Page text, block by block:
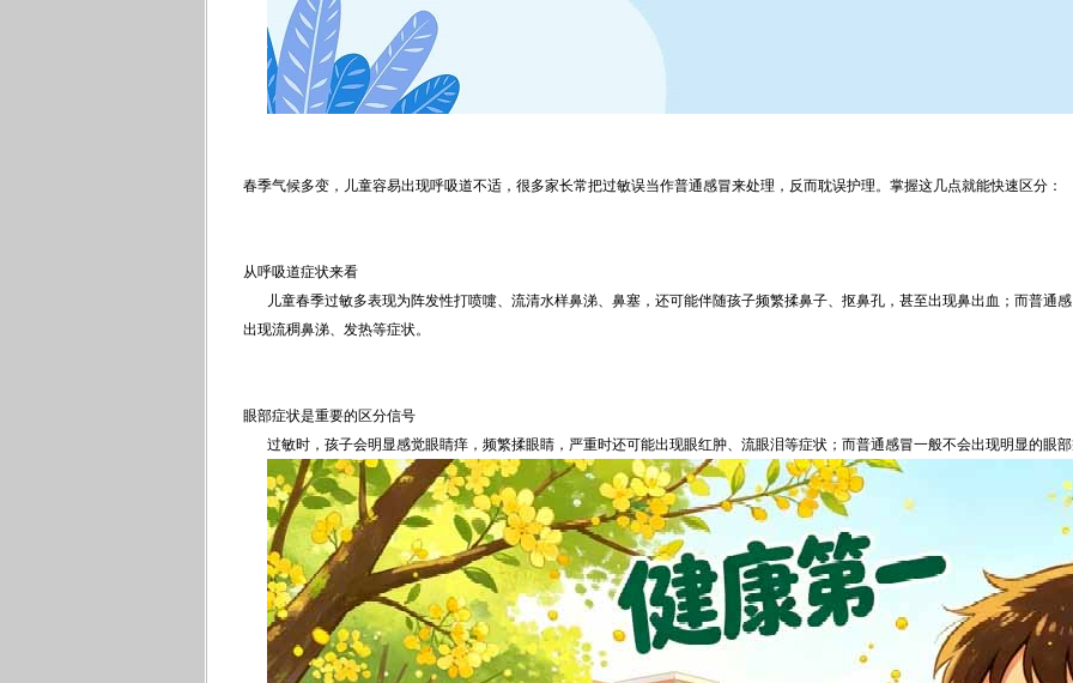
春季气候多变，儿童容易出现呼吸道不适，很多家长常把过敏误当作普通感冒来处理，反而耽误护理。掌握这几点就能快速区分：
从呼吸道症状来看
儿童春季过敏多表现为阵发性打喷嚏、流清水样鼻涕、鼻塞，还可能伴随孩子频繁揉鼻子、抠鼻孔，甚至出现鼻出血；而普通
出现流稠鼻涕、发热等症状。
眼部症状是重要的区分信号
过敏时，孩子会明显感觉眼睛痒，频繁揉眼睛，严重时还可能出现眼红肿、流眼泪等症状；而普通感冒一般不会出现明显的眼